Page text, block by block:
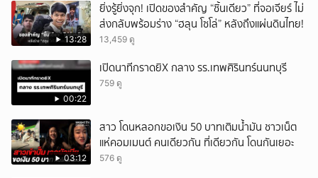
13:28
ยิ่งรู้ยิ่งจุก! เปิดของสำคัญ “ชิ้นเดียว” ที่จอเจียร์ ไม่
ส่งกลับพร้อมร่าง “ฮลุน โซโล่” หลังถึงแผ่นดินไทย!
13,459 ดู
00:22
เปิดนาทีกราดยิX กลาง รร.เทพศิรินทร์นนทบุรี
759 ดู
03:12
สาว โดนหลอกขอเงิน 50 บาทเติมน้ำมัน ชาวเน็ต
แห่คอมเมนต์ คนเดียวกัน ที่เดียวกัน โดนกันเยอะ
576 ดู